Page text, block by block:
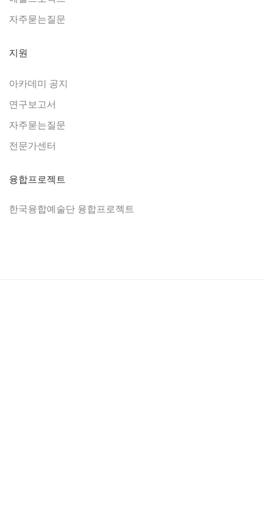
자주묻는질문
지원
아카데미 공지
연구보고서
자주묻는질문
전문가센터
융합프로젝트
한국융합예술단 융합프로젝트